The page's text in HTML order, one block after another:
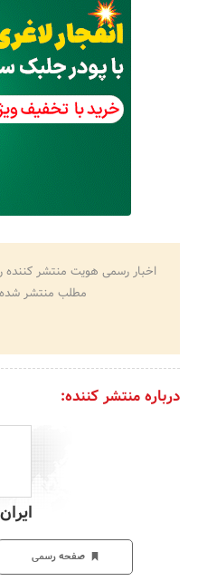
اخبار رسمی هویت منتشر
مطلب منتشر
درباره منتشر کننده:
صفحه رسمی